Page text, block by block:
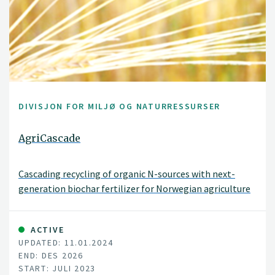
DIVISJON FOR MILJØ OG NATURRESSURSER
AgriCascade
Cascading recycling of organic N-sources with next-
generation biochar fertilizer for Norwegian agriculture
ACTIVE
UPDATED: 11.01.2024
END: DES 2026
START: JULI 2023